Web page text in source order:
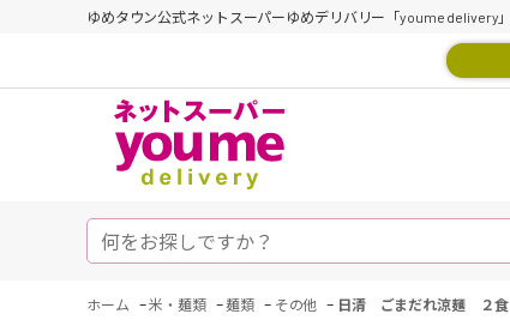
ゆめタウン公式ネットスーパーゆめデリバリー「youme delivery」
ホーム -米・麺類 -麺類 - その他 - 日清 ごまだれ涼麺 ２食